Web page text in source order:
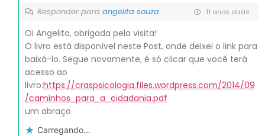
Responder para angelita souza 11 anos atrás
Oi Angelita, obrigada pela visita!
O livro está disponível neste Post, onde deixei o link para
baixá-lo. Segue novamente, é só clicar que você terá
acesso ao
livro:https://craspsicologia.files.wordpress.com/2014/09
/caminhos_para_a_cidadania.pdf
um abraço
Carregando...